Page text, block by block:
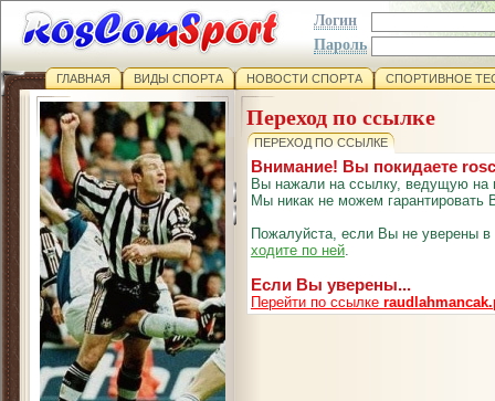
Логин
Пароль
ГЛАВНАЯ ВИДЫ СПОРТА НОВОСТИ СПОРТА СПОРТИВНОЕ
Переход по ссылке
ПЕРЕХОД ПО ССЫЛКЕ
Внимание! Вы покидаете
Вы нажали на ссылку, ведущую на
Мы никак не можем гарантировать
Пожалуйста, если Вы не уверены
ходите по ней.
Если Вы уверены...
Перейти по ссылке